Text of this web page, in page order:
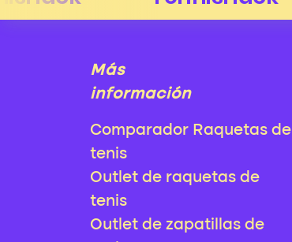
Más
información
Comparador Raquetas de
tenis
Outlet de raquetas de
tenis
Outlet de zapatillas de